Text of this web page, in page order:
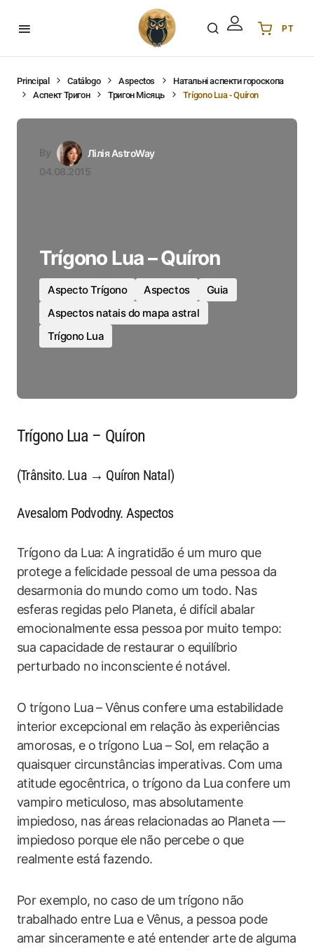
PT
DE Deutsch
PL Polski
Principal Catálogo Aspectos
Натальні аспекти гороскопа
Аспект Тригон
Тригон Місяць Trígono Lua - Quíron
By
Лілія AstroWay
04.08.2015
Trígono Lua – Quíron
Aspecto Trígono Aspectos
Guia
Aspectos natais do mapa astral
Trígono Lua
Trígono Lua – Quíron
(Trânsito. Lua → Quíron Natal)
Avesalom Podvodny. Aspectos
Trígono da Lua: A ingratidão é um muro que
protege a felicidade pessoal de uma pessoa da
desarmonia do mundo como um todo. Nas
esferas regidas pelo Planeta, é difícil abalar
emocionalmente essa pessoa por muito tempo:
sua capacidade de restaurar o equilíbrio
perturbado no inconsciente é notável.
O trígono Lua – Vênus confere uma estabilidade
interior excepcional em relação às experiências
amorosas, e o trígono Lua – Sol, em relação a
quaisquer circunstâncias imperativas. Com uma
atitude egocêntrica, o trígono da Lua confere um
vampiro meticuloso, mas absolutamente
impiedoso, nas áreas relacionadas ao Planeta —
impiedoso porque ele não percebe o que
realmente está fazendo.
Por exemplo, no caso de um trígono não
trabalhado entre Lua e Vênus, a pessoa pode
amar sinceramente e até entender arte de alguma